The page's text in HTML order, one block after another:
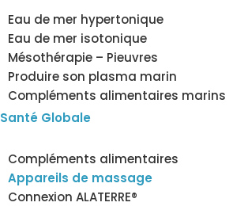
Eau de mer hypertonique
Eau de mer isotonique
Mésothérapie – Pieuvres
Produire son plasma marin
Compléments alimentaires marins
Santé Globale
Compléments alimentaires
Appareils de massage
Connexion ALATERRE®